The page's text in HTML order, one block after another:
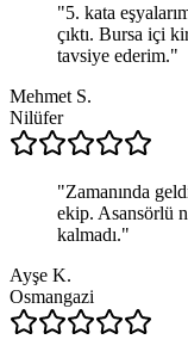
"5. kata
çıktı. Bursa içi
tavsiye ederim."
Mehmet S.
Nilüfer
"Zamanında
ekip. Asansörlü
kalmadı."
Ayşe K.
Osmangazi